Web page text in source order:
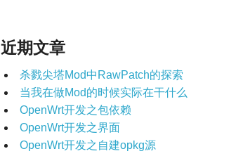
近期文章
杀戮尖塔Mod中RawPatch的探索
当我在做Mod的时候实际在干什么
OpenWrt开发之包依赖
OpenWrt开发之界面
OpenWrt开发之自建opkg源